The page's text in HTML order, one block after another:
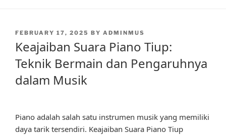
POSTED
FEBRUARY 17, 2025 BY ADMINMUS
Keajaiban Suara Piano Tiup:
Teknik Bermain dan Pengaruhnya
dalam Musik
Piano adalah salah satu instrumen musik yang memiliki
daya tarik tersendiri. Keajaiban Suara Piano Tiup